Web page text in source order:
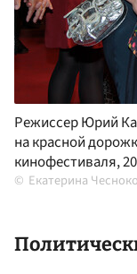
Режиссер Юрий
на красной
кинофестиваля,
Екатерина